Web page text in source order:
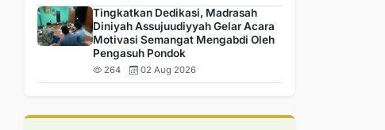
Tingkatkan Dedikasi, Madrasah
Diniyah Assujuudiyyah Gelar Acara
Motivasi Semangat Mengabdi Oleh
Pengasuh Pondok
264 02 Aug 2026